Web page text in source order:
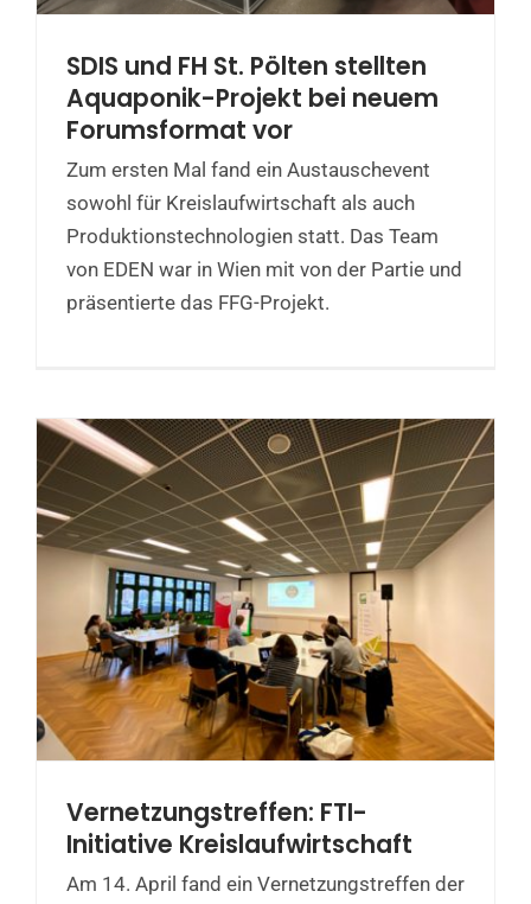
SDIS und FH St. Pölten stellten
Aquaponik-Projekt bei neuem
Forumsformat vor
Zum ersten Mal fand ein Austauschevent
sowohl für Kreislaufwirtschaft als auch
Produktionstechnologien statt. Das Team
von EDEN war in Wien mit von der Partie und
präsentierte das FFG-Projekt.
Vernetzungstreffen: FTI-
Initiative Kreislaufwirtschaft
Am 14. April fand ein Vernetzungstreffen der